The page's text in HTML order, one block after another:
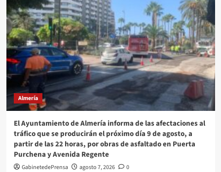
Almería
El Ayuntamiento de Almería informa de las afectaciones al
tráfico que se producirán el próximo día 9 de agosto, a
partir de las 22 horas, por obras de asfaltado en Puerta
Purchena y Avenida Regente
GabinetedePrensa agosto 7, 2026 0